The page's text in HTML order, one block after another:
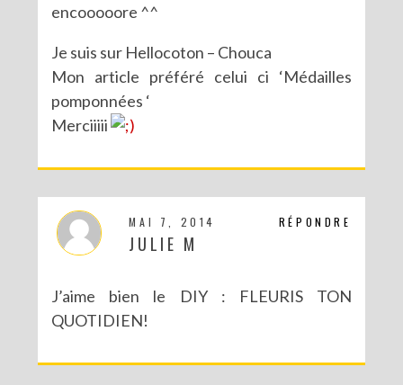
encooooore ^^
Je suis sur Hellocoton – Chouca
Mon article préféré celui ci ‘Médailles
pomponnées ‘
Merciiiii
RÉPONDRE
MAI 7, 2014
JULIE M
J’aime bien le DIY : FLEURIS TON
QUOTIDIEN!